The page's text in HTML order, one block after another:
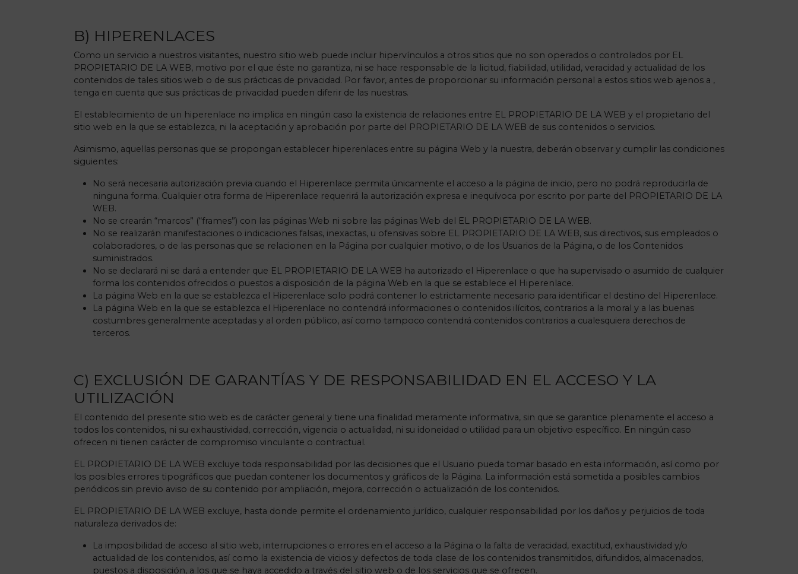
B) HIPERENLACES
Como un servicio a nuestros visitantes, nuestro sitio web puede incluir hipervínculos a otros sitios que no son operados o controlados por EL
PROPIETARIO DE LA WEB, motivo por el que éste no garantiza, ni se hace responsable de la licitud, fiabilidad, utilidad, veracidad y actualidad de los
contenidos de tales sitios web o de sus prácticas de privacidad. Por favor, antes de proporcionar su información personal a estos sitios web ajenos a ,
tenga en cuenta que sus prácticas de privacidad pueden diferir de las nuestras.
El establecimiento de un hiperenlace no implica en ningún caso la existencia de relaciones entre EL PROPIETARIO DE LA WEB y el propietario del
sitio web en la que se establezca, ni la aceptación y aprobación por parte del PROPIETARIO DE LA WEB de sus contenidos o servicios.
Asimismo, aquellas personas que se propongan establecer hiperenlaces entre su página Web y la nuestra, deberán observar y cumplir las condiciones
siguientes:
No será necesaria autorización previa cuando el Hiperenlace permita únicamente el acceso a la página de inicio, pero no podrá reproducirla de
ninguna forma. Cualquier otra forma de Hiperenlace requerirá la autorización expresa e inequívoca por escrito por parte del PROPIETARIO DE LA
WEB.
No se crearán “marcos” (“frames”) con las páginas Web ni sobre las páginas Web del EL PROPIETARIO DE LA WEB.
No se realizarán manifestaciones o indicaciones falsas, inexactas, u ofensivas sobre EL PROPIETARIO DE LA WEB, sus directivos, sus empleados o
colaboradores, o de las personas que se relacionen en la Página por cualquier motivo, o de los Usuarios de la Página, o de los Contenidos
suministrados.
No se declarará ni se dará a entender que EL PROPIETARIO DE LA WEB ha autorizado el Hiperenlace o que ha supervisado o asumido de cualquier
forma los contenidos ofrecidos o puestos a disposición de la página Web en la que se establece el Hiperenlace.
La página Web en la que se establezca el Hiperenlace solo podrá contener lo estrictamente necesario para identificar el destino del Hiperenlace.
La página Web en la que se establezca el Hiperenlace no contendrá informaciones o contenidos ilícitos, contrarios a la moral y a las buenas
costumbres generalmente aceptadas y al orden público, así como tampoco contendrá contenidos contrarios a cualesquiera derechos de
terceros.
C) EXCLUSIÓN DE GARANTÍAS Y DE RESPONSABILIDAD EN EL ACCESO Y LA
UTILIZACIÓN
El contenido del presente sitio web es de carácter general y tiene una finalidad meramente informativa, sin que se garantice plenamente el acceso a
todos los contenidos, ni su exhaustividad, corrección, vigencia o actualidad, ni su idoneidad o utilidad para un objetivo específico. En ningún caso
ofrecen ni tienen carácter de compromiso vinculante o contractual.
EL PROPIETARIO DE LA WEB excluye toda responsabilidad por las decisiones que el Usuario pueda tomar basado en esta información, así como por
los posibles errores tipográficos que puedan contener los documentos y gráficos de la Página. La información está sometida a posibles cambios
periódicos sin previo aviso de su contenido por ampliación, mejora, corrección o actualización de los contenidos.
EL PROPIETARIO DE LA WEB excluye, hasta donde permite el ordenamiento jurídico, cualquier responsabilidad por los daños y perjuicios de toda
naturaleza derivados de:
La imposibilidad de acceso al sitio web, interrupciones o errores en el acceso a la Página o la falta de veracidad, exactitud, exhaustividad y/o
actualidad de los contenidos, así como la existencia de vicios y defectos de toda clase de los contenidos transmitidos, difundidos, almacenados,
puestos a disposición, a los que se haya accedido a través del sitio web o de los servicios que se ofrecen.